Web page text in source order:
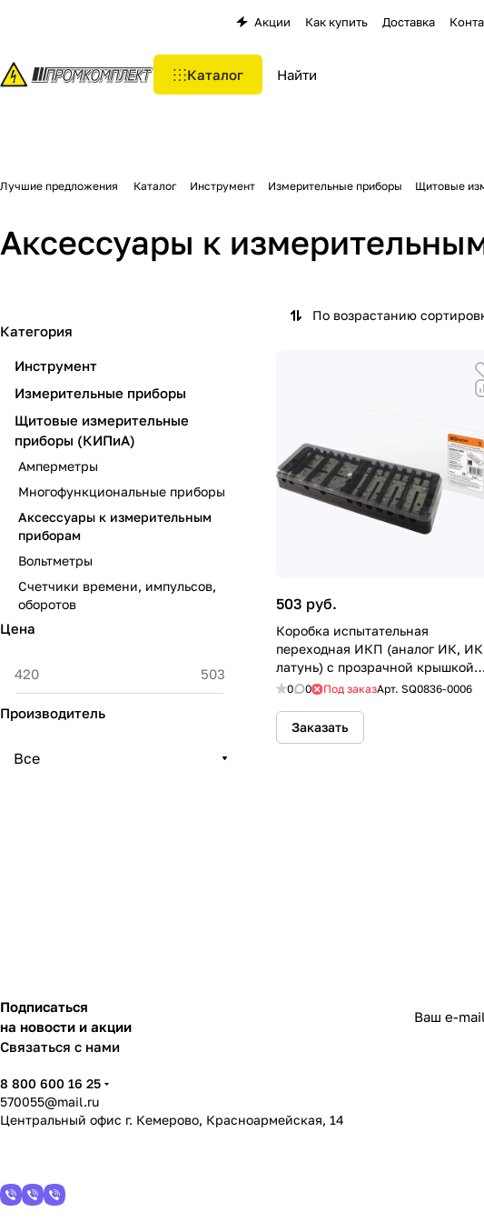
Акции Как купить Доставка
Каталог
Лучшие предложения Каталог Инструмент Измерительные приборы Щитовые
Аксессуары к
По возрастанию
503 руб.
Коробка испытательная
переходная ИКП (аналог ИК,
латунь) с прозрачной крышкой
TDM
0 0 Под заказАрт. SQ0836-0006
Заказать
Категория
Инструмент
Измерительные приборы
Щитовые измерительные
приборы (КИПиА)
Амперметры
Многофункциональные приборы
Аксессуары к измерительным
приборам
Вольтметры
Счетчики времени, импульсов,
оборотов
Цена
Производитель
Все
Подписаться
на новости и акции
Связаться с нами
8 800 600 16 25
570055@mail.ru
Центральный офис г. Кемерово, Красноармейская, 14